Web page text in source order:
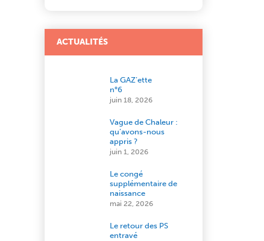
ACTUALITÉS
La GAZ’ette
n°6
juin 18, 2026
Vague de Chaleur :
qu’avons-nous
appris ?
juin 1, 2026
Le congé
supplémentaire de
naissance
mai 22, 2026
Le retour des PS
entravé